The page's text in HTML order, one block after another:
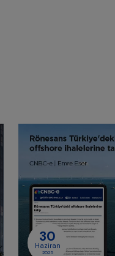
30
Haziran
2025